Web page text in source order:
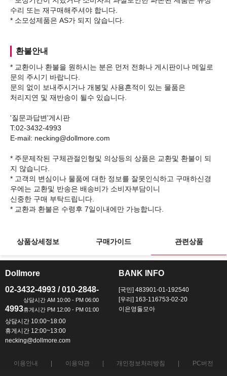
수리 또는 재구매해주셔야 합니다.
환불안내
* 교환이나 환불을 원하시는 분은 먼저 전화나 게시판이나 메일로
문의 주시기 바랍니다.
문의 없이 보내주시거나 개봉및 사용흔적이 있는 물품은
처리지연 및 재반송이 될수 있습니다.
'질문과답변'게시판
T:02-3432-4993
E-mail: necking@dollmore.com
* 주문제작된 구체관절인형및 의상등의 상품은 교환및 환불이 되
지 않습니다.
* 고객의 변심이나 물품에 대한 정보를 잘못인식하고 구매하신경
우에는 교환및 반송은 배송비가 소비자부담이니
신중한 구매 부탁드립니다.
상품상세정보 구매가이드 관련상품
Dollmore
02-3432-4993 / 010-2848-
4993
상담시간 10:00~18:00
휴게시간 12:00~13:00
necking@dollmore.com
BANK INFO
[국민] 483901-01-192540
[우리] 163-116753-02-20
이은영돌모아
이용안내 이용약관 개인정보처리방침 PC버전